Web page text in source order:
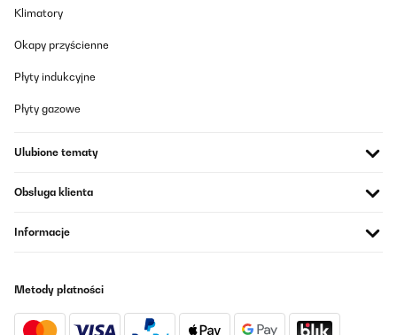
Klimatory
Okapy przyścienne
Płyty indukcyjne
Płyty gazowe
Ulubione tematy
Obsługa klienta
Informacje
Metody płatności